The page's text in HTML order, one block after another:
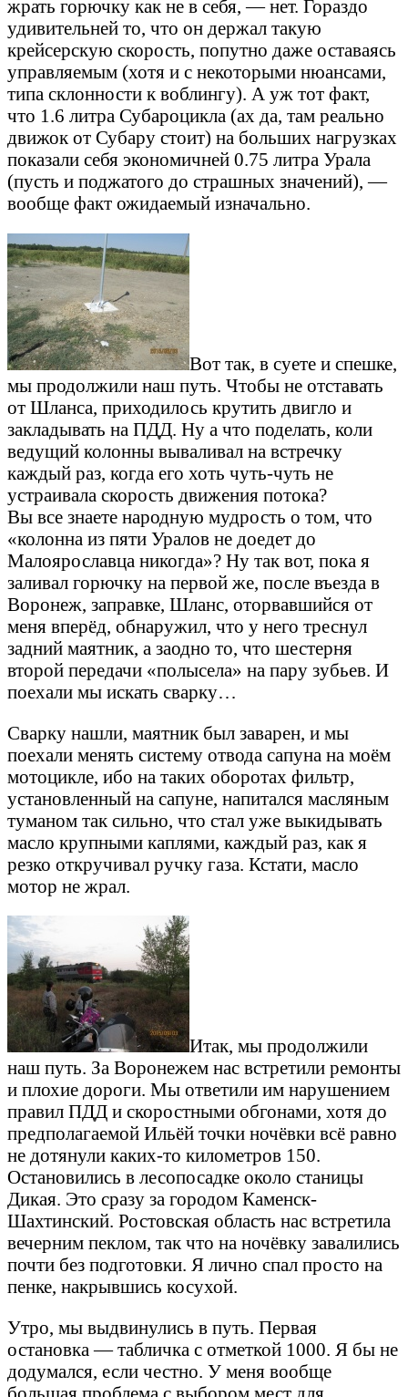
жрать горючку как не в себя, — нет. Гораздо
удивительней то, что он держал такую
крейсерскую скорость, попутно даже оставаясь
управляемым (хотя и с некоторыми нюансами,
типа склонности к воблингу). А уж тот факт,
что 1.6 литра Субароцикла (ах да, там реально
движок от Субару стоит) на больших нагрузках
показали себя экономичней 0.75 литра Урала
(пусть и поджатого до страшных значений), —
вообще факт ожидаемый изначально.
Вот так, в суете и спешке,
мы продолжили наш путь. Чтобы не отставать
от Шланса, приходилось крутить двигло и
закладывать на ПДД. Ну а что поделать, коли
ведущий колонны вываливал на встречку
каждый раз, когда его хоть чуть-чуть не
устраивала скорость движения потока?
Вы все знаете народную мудрость о том, что
«колонна из пяти Уралов не доедет до
Малоярославца никогда»? Ну так вот, пока я
заливал горючку на первой же, после въезда в
Воронеж, заправке, Шланс, оторвавшийся от
меня вперёд, обнаружил, что у него треснул
задний маятник, а заодно то, что шестерня
второй передачи «полысела» на пару зубьев. И
поехали мы искать сварку…
Сварку нашли, маятник был заварен, и мы
поехали менять систему отвода сапуна на моём
мотоцикле, ибо на таких оборотах фильтр,
установленный на сапуне, напитался масляным
туманом так сильно, что стал уже выкидывать
масло крупными каплями, каждый раз, как я
резко откручивал ручку газа. Кстати, масло
мотор не жрал.
Итак, мы продолжили
наш путь. За Воронежем нас встретили ремонты
и плохие дороги. Мы ответили им нарушением
правил ПДД и скоростными обгонами, хотя до
предполагаемой Ильёй точки ночёвки всё равно
не дотянули каких-то километров 150.
Остановились в лесопосадке около станицы
Дикая. Это сразу за городом Каменск-
Шахтинский. Ростовская область нас встретила
вечерним пеклом, так что на ночёвку завалились
почти без подготовки. Я лично спал просто на
пенке, накрывшись косухой.
Утро, мы выдвинулись в путь. Первая
остановка — табличка с отметкой 1000. Я бы не
додумался, если честно. У меня вообще